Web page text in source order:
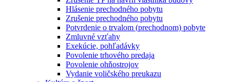
Hlásenie prechodného pobytu
Zrušenie prechodného pobytu
Potvrdenie o trvalom (prechodnom) pobyte
Zmluvné vzťahy
Exekúcie, pohľadávky
Povolenie trhového predaja
Povolenie ohňostrojov
Vydanie voličského preukazu